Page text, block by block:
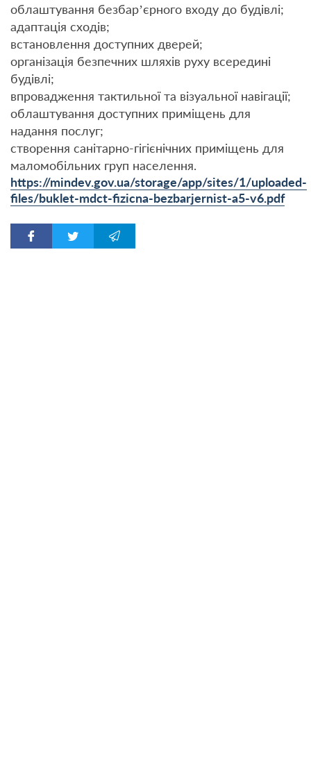
облаштування безбар’єрного входу до будівлі;
адаптація сходів;
встановлення доступних дверей;
організація безпечних шляхів руху всередині
будівлі;
впровадження тактильної та візуальної навігації;
облаштування доступних приміщень для
надання послуг;
створення санітарно-гігієнічних приміщень для
маломобільних груп населення.
https://mindev.gov.ua/storage/app/sites/1/uploaded-
files/buklet-mdct-fizicna-bezbarjernist-a5-v6.pdf